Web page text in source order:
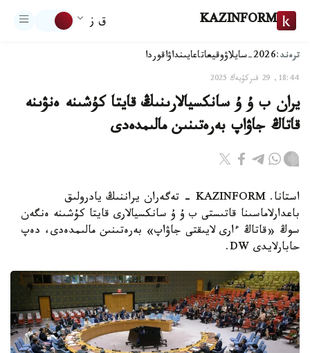
KAZINFORM ق ز
ترەند:2026-سايلاۋ وقيعاتاعايىنداۋاقوردا
18:44, 29 قىركۇيەك 2025
يران ب ۇ ۇ سانكسيالارىنىڭ قايتا كۇشىنە ەنۋىنە
قاتاڭ جاۋاپ بەرەتىنىن مالىمدەدى
استانا. KAZINFORM - تەگەران يراننىڭ يادرولىق
باعدارلاماسىنا قاتىستى ب ۇ ۇ سانكسيالارى قايتا كۇشىنە ەنگەن
سوڭ «قاتاڭ ءارى لايىقتى جاۋاپ» بەرەتىنىن مالىمدەدى، دەپ
حابارلايدى DW.